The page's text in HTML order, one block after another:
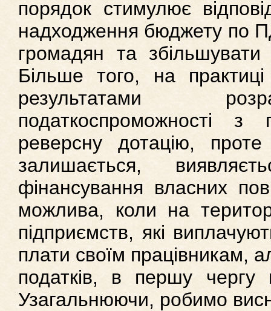
порядок стимулює
надходження бюджету по
громадян та збільшувати
Більше того, на
результатами
податкоспроможності
реверсну дотацію,
залишається,
фінансування власних
можлива, коли на
підприємств, які
плати своїм працівникам,
податків, в першу чергу
Узагальнюючи, робимо